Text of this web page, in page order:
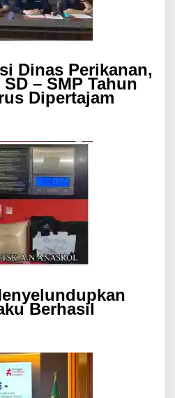
Dinas Perikanan,
– SMP Tahun
Dipertajam
Berhasil